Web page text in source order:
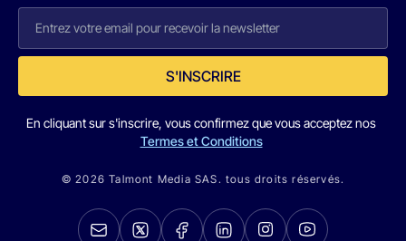
S'INSCRIRE
En cliquant sur s'inscrire, vous confirmez que vous acceptez nos
Termes et Conditions
© 2026 Talmont Media SAS. tous droits réservés.